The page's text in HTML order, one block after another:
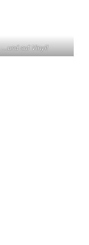
…und auf Vinyl!